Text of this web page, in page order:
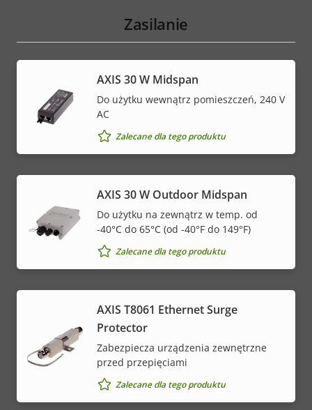
Zasilanie
AXIS 30 W Midspan
Do użytku wewnątrz pomieszczeń, 240 V
AC
Zalecane dla tego produktu
AXIS 30 W Outdoor Midspan
Do użytku na zewnątrz w temp. od
-40°C do 65°C (od -40°F do 149°F)
Zalecane dla tego produktu
AXIS T8061 Ethernet Surge
Protector
Zabezpiecza urządzenia zewnętrzne
przed przepięciami
Zalecane dla tego produktu